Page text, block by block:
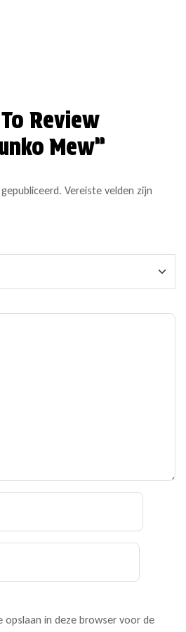
Review
Mew”
Vereiste velden zijn
in deze browser voor de